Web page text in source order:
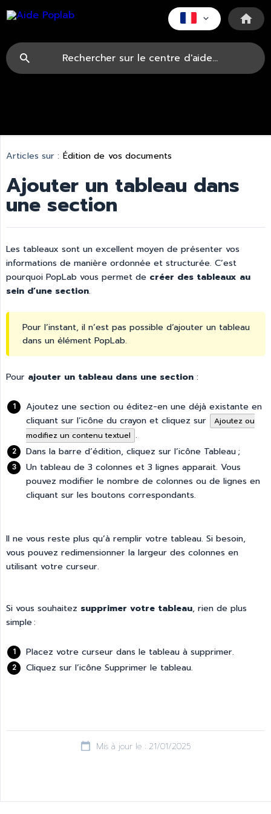
Articles sur : Édition de vos documents
Ajouter un tableau dans
une section
Les tableaux sont un excellent moyen de présenter vos
informations de manière ordonnée et structurée. C’est
pourquoi PopLab vous permet de créer des tableaux au
sein d’une section.
Pour l’instant, il n’est pas possible d’ajouter un tableau
dans un élément PopLab.
Pour ajouter un tableau dans une section :
Ajoutez une section ou éditez-en une déjà existante en
cliquant sur l’icône du crayon et cliquez sur
Ajoutez ou
modifiez un contenu textuel .
Dans la barre d’édition, cliquez sur l’icône Tableau ;
Un tableau de 3 colonnes et 3 lignes apparait. Vous
pouvez modifier le nombre de colonnes ou de lignes en
cliquant sur les boutons correspondants.
Il ne vous reste plus qu’à remplir votre tableau. Si besoin,
vous pouvez redimensionner la largeur des colonnes en
utilisant votre curseur.
Si vous souhaitez supprimer votre tableau, rien de plus
simple :
Placez votre curseur dans le tableau à supprimer.
Cliquez sur l’icône Supprimer le tableau.
Mis à jour le : 21/01/2025